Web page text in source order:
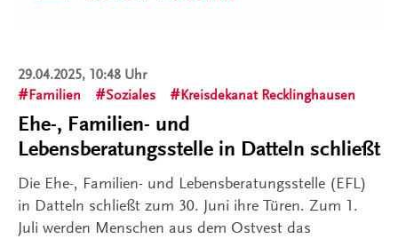
29.04.2025, 10:48 Uhr
Familien
Soziales Kreisdekanat Recklinghausen
Ehe-, Familien- und
Lebensberatungsstelle in Datteln schließt
Die Ehe-, Familien- und Lebensberatungsstelle (EFL)
in Datteln schließt zum 30. Juni ihre Türen. Zum 1.
Juli werden Menschen aus dem Ostvest das